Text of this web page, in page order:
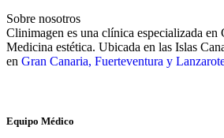
Sobre nosotros
Clinimagen es una clínica especializada en
Medicina estética. Ubicada en las Islas
en Gran Canaria, Fuerteventura y
Equipo Médico